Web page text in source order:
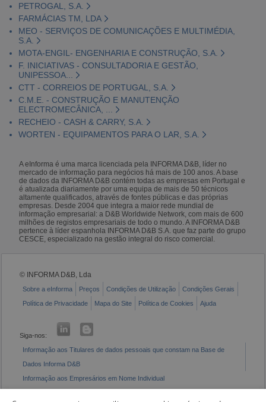
PETROGAL, S.A.
FARMÁCIAS TM, LDA
MEO - SERVIÇOS DE COMUNICAÇÕES E MULTIMÉDIA,
S.A.
MOTA-ENGIL- ENGENHARIA E CONSTRUÇÃO, S.A.
F. INICIATIVAS - CONSULTADORIA E GESTÃO,
UNIPESSOA...
CTT - CORREIOS DE PORTUGAL, S.A.
C.M.E. - CONSTRUÇÃO E MANUTENÇÃO
ELECTROMECÂNICA, ...
RECHEIO - CASH & CARRY, S.A.
WORTEN - EQUIPAMENTOS PARA O LAR, S.A.
A eInforma é uma marca licenciada pela INFORMA D&B, líder no
mercado de informação para negócios há mais de 100 anos. A base
de dados da INFORMA D&B contém todas as empresas em Portugal e
é atualizada diariamente por uma equipa de mais de 50 técnicos
altamente qualificados, através de fontes públicas e das próprias
empresas. Desde 2004 que integra a maior rede mundial de
informação empresarial: a D&B Worldwide Network, com mais de 600
milhões de registos empresariais de todo o mundo. A INFORMA D&B
pertence à líder espanhola INFORMA D&B S.A. que faz parte do grupo
CESCE, especializado na gestão integral do risco comercial.
© INFORMA D&B, Lda
Sobre a eInforma Preços Condições de Utilização
Condições Gerais
Política de Privacidade
Mapa do Site Política de Cookies Ajuda
Siga-nos:
Informação aos Titulares de dados pessoais que constam na Base de
Dados Informa D&B
Informação aos Empresários em Nome Individual